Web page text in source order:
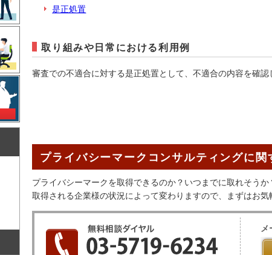
是正処置
取り組みや日常における利用例
審査での不適合に対する是正処置として、不適合の内容を確認
プライバシーマークコンサルティングに関
プライバシーマークを取得できるのか？いつまでに取れそう
取得される企業様の状況によって変わりますので、まずはお気
メ